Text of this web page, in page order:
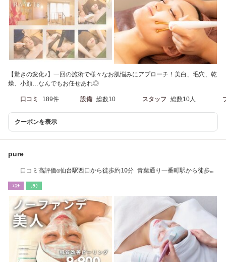
【驚きの変化♪】一回の施術で様々なお肌悩みにアプローチ！美白、毛穴、乾
燥、小顔…なんでもお任せあれ◎
口コミ 189件 設備 総数10 スタッフ 総数10人
クーポンを表示
pure
口コミ高評価◎仙台駅西口から徒歩約10分 青葉通り一番町駅から徒歩約
ｴｽﾃ ﾘﾗｸ